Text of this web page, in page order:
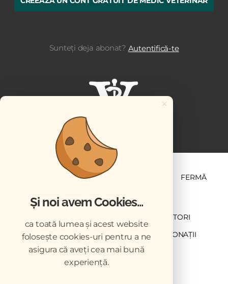
Sunteți deja abonat? Autentifică-te
ȘTIINȚĂ ȘI PRACTICĂ FERMĂ
CONTRIBUTORI
DESCĂRCĂRI ACREDITARE CMVRO DONAȚII
CHESTIONAR
×
Și noi avem Cookies...
ca toată lumea și acest website
folosește cookies-uri pentru a ne
asigura că aveți cea mai bună
experiență.